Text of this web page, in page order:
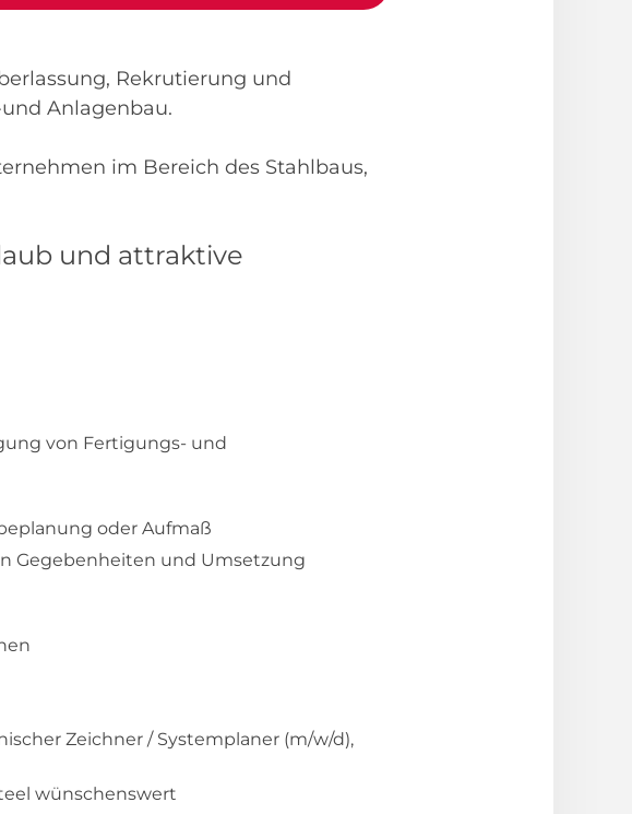
Rekrutierung und
Anlagenbau.
im Bereich des Stahlbaus,
und attraktive
von Fertigungs- und
oder Aufmaß
Gegebenheiten und Umsetzung
Zeichner / Systemplaner (m/w/d),
wünschenswert